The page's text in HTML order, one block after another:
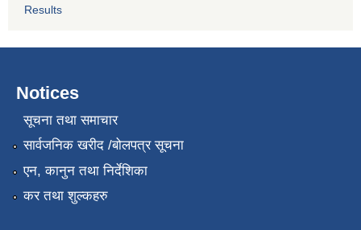
Results
Notices
सूचना तथा समाचार
सार्वजनिक खरीद /बोलपत्र सूचना
एन, कानुन तथा निर्देशिका
कर तथा शुल्कहरु